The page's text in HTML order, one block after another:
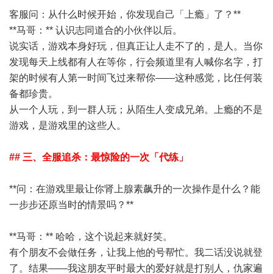
客服问：从什么时候开始，你发现自己「上瘾」了？**
**马哥：** 认识志同道合的小伙伴以后。
说实话，游戏本身好玩，但真正让人走不了的，是人。当你
发现每天上线都有人在等你，行会频道里有人喊你名字，打
架的时候有人第一时间飞过来帮你——这种感觉，比任何装
备都珍贵。
从一个人玩，到一群人玩；从陌生人变成兄弟。上瘾的不是
游戏，是游戏里的这些人。
## 三、全服追杀：最惊险的一次「代练」
**问：在游戏里最让你肾上腺素飙升的一次操作是什么？能
一步步还原当时的情景吗？**
**马哥：** 哈哈，这个说起来就好笑。
有个朋友不会做任务，让我上他的号帮忙。我二话没说就登
了。结果——我这朋友平时最大的爱好就是打别人，仇家遍